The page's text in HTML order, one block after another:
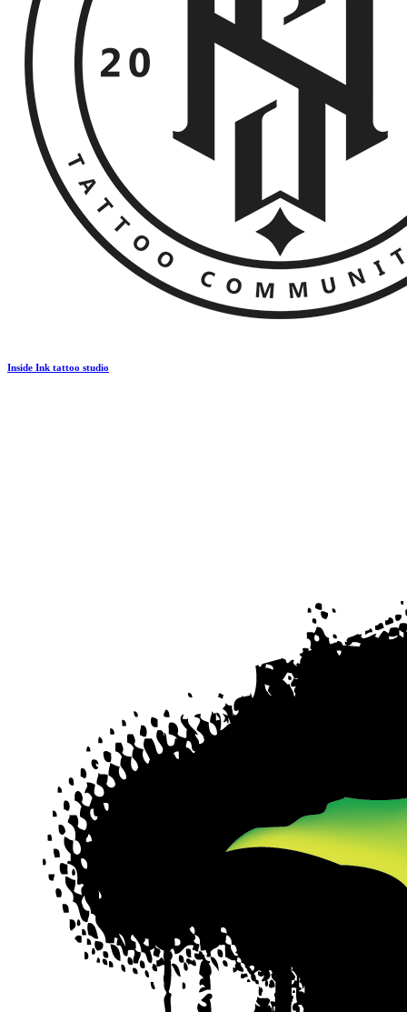
Inside Ink tattoo studio